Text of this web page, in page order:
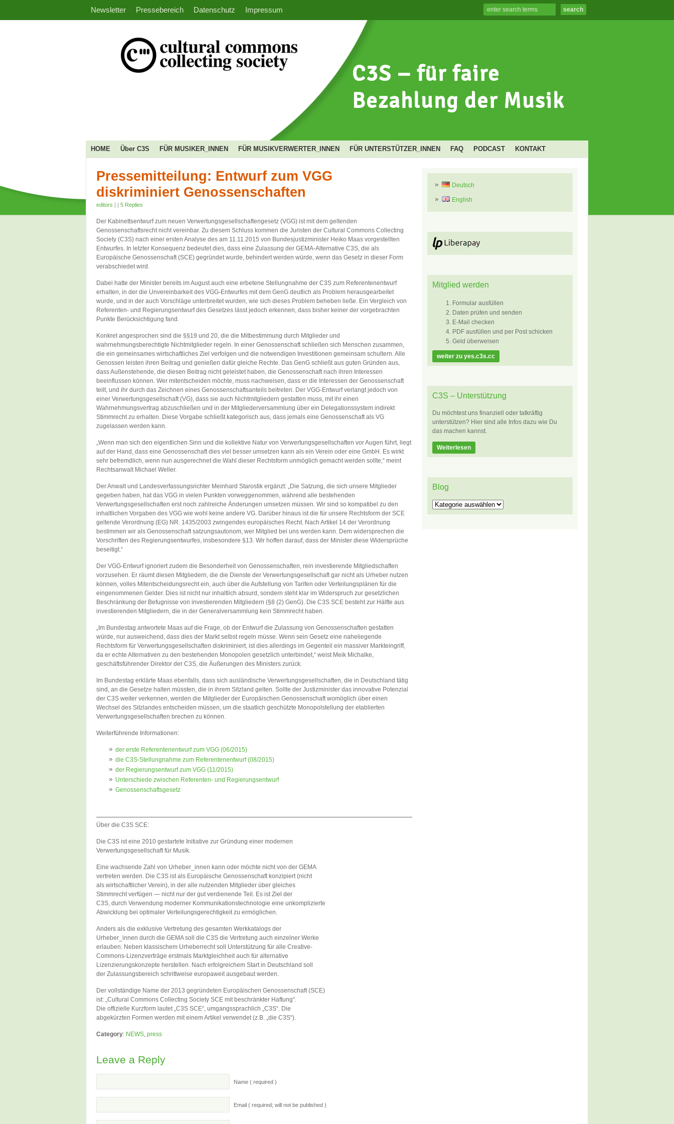
Newsletter Pressebereich Datenschutz Impressum
HOME Über C3S FÜR MUSIKER_INNEN FÜR MUSIKVERWERTER_INNEN FÜR UNTERSTÜTZER_INNEN FAQ PODCAST KONTAKT
Pressemitteilung: Entwurf zum VGG
diskriminiert Genossenschaften
editors | | 5 Replies
Der Kabinettsentwurf zum neuen Verwertungsgesellschaftengesetz (VGG) ist mit dem geltenden
Genossenschaftsrecht nicht vereinbar. Zu diesem Schluss kommen die Juristen der Cultural Commons Collecting
Society (C3S) nach einer ersten Analyse des am 11.11.2015 von Bundesjustizminister Heiko Maas vorgestellten
Entwurfes. In letzter Konsequenz bedeutet dies, dass eine Zulassung der GEMA-Alternative C3S, die als
Europäische Genossenschaft (SCE) gegründet wurde, behindert werden würde, wenn das Gesetz in dieser Form
verabschiedet wird.
Dabei hatte der Minister bereits im August auch eine erbetene Stellungnahme der C3S zum Referentenentwurf
erhalten, in der die Unvereinbarkeit des VGG-Entwurfes mit dem GenG deutlich als Problem herausgearbeitet
wurde, und in der auch Vorschläge unterbreitet wurden, wie sich dieses Problem beheben ließe. Ein Vergleich von
Referenten- und Regierungsentwurf des Gesetzes lässt jedoch erkennen, dass bisher keiner der vorgebrachten
Punkte Berücksichtigung fand.
Konkret angesprochen sind die §§19 und 20, die die Mitbestimmung durch Mitglieder und
wahrnehmungsberechtigte Nichtmitglieder regeln. In einer Genossenschaft schließen sich Menschen zusammen,
die ein gemeinsames wirtschaftliches Ziel verfolgen und die notwendigen Investitionen gemeinsam schultern. Alle
Genossen leisten ihren Beitrag und genießen dafür gleiche Rechte. Das GenG schließt aus guten Gründen aus,
dass Außenstehende, die diesen Beitrag nicht geleistet haben, die Genossenschaft nach ihren Interessen
beeinflussen können. Wer mitentscheiden möchte, muss nachweisen, dass er die Interessen der Genossenschaft
teilt, und ihr durch das Zeichnen eines Genossenschaftsanteils beitreten. Der VGG-Entwurf verlangt jedoch von
einer Verwertungsgesellschaft (VG), dass sie auch Nichtmitgliedern gestatten muss, mit ihr einen
Wahrnehmungsvertrag abzuschließen und in der Mitgliederversammlung über ein Delegationssystem indirekt
Stimmrecht zu erhalten. Diese Vorgabe schließt kategorisch aus, dass jemals eine Genossenschaft als VG
zugelassen werden kann.
„Wenn man sich den eigentlichen Sinn und die kollektive Natur von Verwertungsgesellschaften vor Augen führt, liegt
auf der Hand, dass eine Genossenschaft dies viel besser umsetzen kann als ein Verein oder eine GmbH. Es wirkt
sehr befremdlich, wenn nun ausgerechnet die Wahl dieser Rechtsform unmöglich gemacht werden sollte,“ meint
Rechtsanwalt Michael Weller.
Der Anwalt und Landesverfassungsrichter Meinhard Starostik ergänzt: „Die Satzung, die sich unsere Mitglieder
gegeben haben, hat das VGG in vielen Punkten vorweggenommen, während alle bestehenden
Verwertungsgesellschaften erst noch zahlreiche Änderungen umsetzen müssen. Wir sind so kompatibel zu den
inhaltlichen Vorgaben des VGG wie wohl keine andere VG. Darüber hinaus ist die für unsere Rechtsform der SCE
geltende Verordnung (EG) NR. 1435/2003 zwingendes europäisches Recht. Nach Artikel 14 der Verordnung
bestimmen wir als Genossenschaft satzungsautonom, wer Mitglied bei uns werden kann. Dem widersprechen die
Vorschriften des Regierungsentwurfes, insbesondere §13. Wir hoffen darauf, dass der Minister diese Widersprüche
beseitigt.“
Der VGG-Entwurf ignoriert zudem die Besonderheit von Genossenschaften, rein investierende Mitgliedschaften
vorzusehen. Er räumt diesen Mitgliedern, die die Dienste der Verwertungsgesellschaft gar nicht als Urheber nutzen
können, volles Mitentscheidungsrecht ein, auch über die Aufstellung von Tarifen oder Verteilungsplänen für die
eingenommenen Gelder. Dies ist nicht nur inhaltlich absurd, sondern steht klar im Widerspruch zur gesetzlichen
Beschränkung der Befugnisse von investierenden Mitgliedern (§8 (2) GenG). Die C3S SCE besteht zur Hälfte aus
investierenden Mitgliedern, die in der Generalversammlung kein Stimmrecht haben.
„Im Bundestag antwortete Maas auf die Frage, ob der Entwurf die Zulassung von Genossenschaften gestatten
würde, nur ausweichend, dass dies der Markt selbst regeln müsse. Wenn sein Gesetz eine naheliegende
Rechtsform für Verwertungsgesellschaften diskriminiert, ist dies allerdings im Gegenteil ein massiver Markteingriff,
da er echte Alternativen zu den bestehenden Monopolen gesetzlich unterbindet,“ weist Meik Michalke,
geschäftsführender Direktor der C3S, die Äußerungen des Ministers zurück.
Im Bundestag erklärte Maas ebenfalls, dass sich ausländische Verwertungsgesellschaften, die in Deutschland tätig
sind, an die Gesetze halten müssten, die in ihrem Sitzland gelten. Sollte der Justizminister das innovative Potenzial
der C3S weiter verkennen, werden die Mitglieder der Europäischen Genossenschaft womöglich über einen
Wechsel des Sitzlandes entscheiden müssen, um die staatlich geschützte Monopolstellung der etablierten
Verwertungsgesellschaften brechen zu können.
Weiterführende Informationen:
der erste Referentenentwurf zum VGG (06/2015)
die C3S-Stellungnahme zum Referentenentwurf (08/2015)
der Regierungsentwurf zum VGG (11/2015)
Unterschiede zwischen Referenten- und Regierungsentwurf
Genossenschaftsgesetz
Über die C3S SCE:
Die C3S ist eine 2010 gestartete Initiative zur Gründung einer modernen
Verwertungsgesellschaft für Musik.
Eine wachsende Zahl von Urheber_innen kann oder möchte nicht von der GEMA
vertreten werden. Die C3S ist als Europäische Genossenschaft konzipiert (nicht
als wirtschaftlicher Verein), in der alle nutzenden Mitglieder über gleiches
Stimmrecht verfügen — nicht nur der gut verdienende Teil. Es ist Ziel der
C3S, durch Verwendung moderner Kommunikationstechnologie eine unkomplizierte
Abwicklung bei optimaler Verteilungsgerechtigkeit zu ermöglichen.
Anders als die exklusive Vertretung des gesamten Werkkatalogs der
Urheber_innen durch die GEMA soll die C3S die Vertretung auch einzelner Werke
erlauben. Neben klassischem Urheberrecht soll Unterstützung für alle Creative-
Commons-Lizenzverträge erstmals Marktgleichheit auch für alternative
Lizenzierungskonzepte herstellen. Nach erfolgreichem Start in Deutschland soll
der Zulassungsbereich schrittweise europaweit ausgebaut werden.
Der vollständige Name der 2013 gegründeten Europäischen Genossenschaft (SCE)
ist: „Cultural Commons Collecting Society SCE mit beschränkter Haftung“.
Die offizielle Kurzform lautet „C3S SCE“, umgangssprachlich „C3S“. Die
abgekürzten Formen werden mit einem Artikel verwendet (z.B. „die C3S“).
Category: NEWS, press
Leave a Reply
Name ( required )
Email ( required; will not be published )
Deutsch
English
Mitglied werden
Formular ausfüllen
Daten prüfen und senden
E-Mail checken
PDF ausfüllen und per Post schicken
Geld überweisen
weiter zu yes.c3s.cc
C3S – Unterstützung
Du möchtest uns finanziell oder tatkräftig
unterstützen? Hier sind alle Infos dazu wie Du
das machen kannst.
Weiterlesen
Blog
Blog